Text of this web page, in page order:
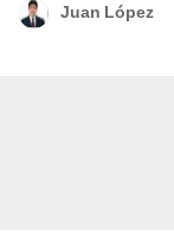
Juan López